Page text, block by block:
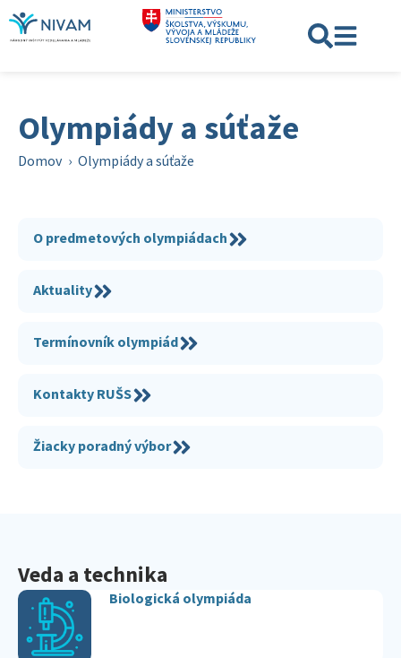
Olympiády a súťaže
Domov › Olympiády a súťaže
O predmetových olympiádach
Aktuality
Termínovník olympiád
Kontakty RUŠS
Žiacky poradný výbor
Veda a technika​
Biologická olympiáda